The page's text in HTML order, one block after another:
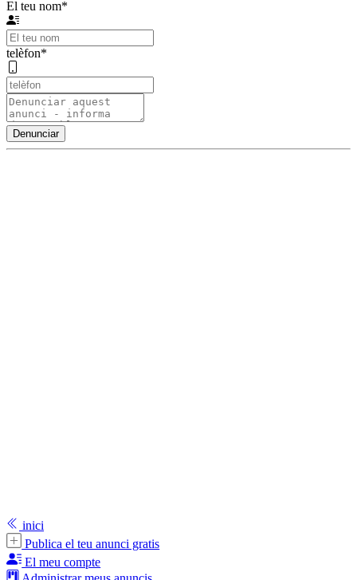
El teu nom*
telèfon*
inici
Publica el teu anunci gratis
El meu compte